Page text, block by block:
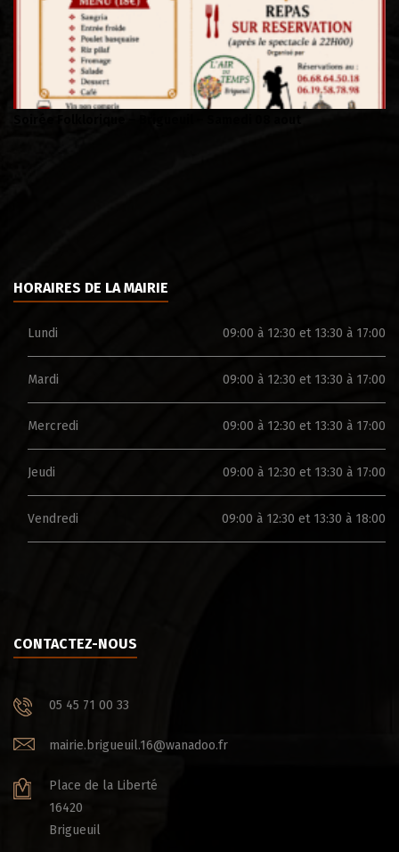
HORAIRES DE LA MAIRIE
Lundi 09:00 à 12:30 et 13:30 à 17:00
Mardi 09:00 à 12:30 et 13:30 à 17:00
Mercredi 09:00 à 12:30 et 13:30 à 17:00
Jeudi 09:00 à 12:30 et 13:30 à 17:00
Vendredi 09:00 à 12:30 et 13:30 à 18:00
CONTACTEZ-NOUS
05 45 71 00 33
mairie.brigueuil.16@wanadoo.fr
Place de la Liberté
16420
Brigueuil